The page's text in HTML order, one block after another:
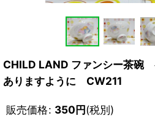
CHILD LAND ファンシー茶
ありますように CW211
販売価格: 350円(税別)